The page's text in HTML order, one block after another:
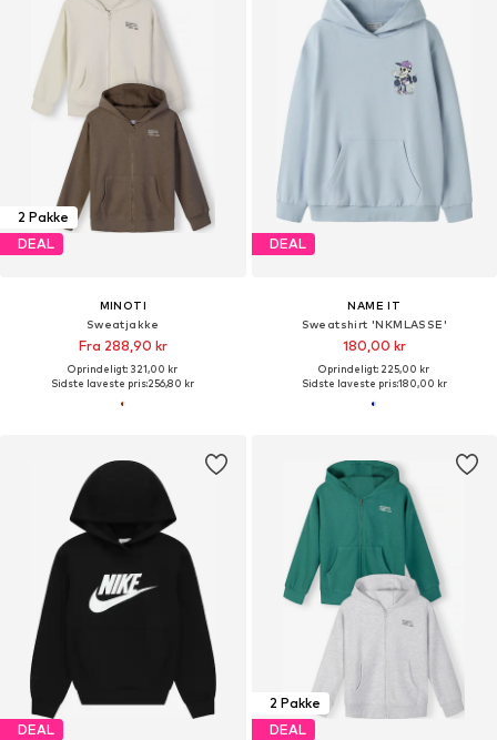
2 Pakke
DEAL
MINOTI
Sweatjakke
Fra 288,90 kr
Oprindeligt: 321,00 kr
Sidste laveste pris:256,80 kr
DEAL
NAME IT
Sweatshirt 'NKMLASSE'
180,00 kr
Oprindeligt: 225,00 kr
Sidste laveste pris:180,00 kr
DEAL
2 Pakke
DEAL